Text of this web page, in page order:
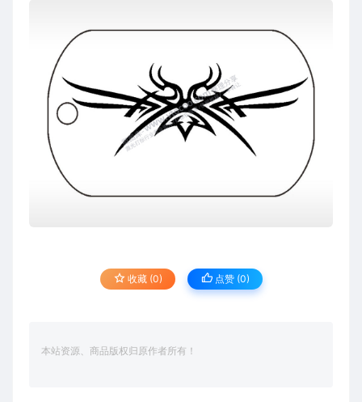
收藏 (0) 点赞 (0)
本站资源、商品版权归原作者所有！